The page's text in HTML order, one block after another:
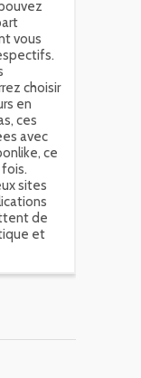
vous
choisir
en
ces
avec
ce
sites
de
et